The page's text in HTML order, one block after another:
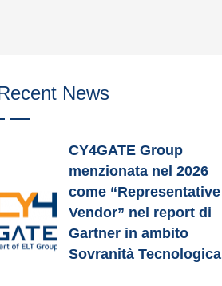
News
CY4GATE Group
menzionata nel 2026
come “Representative
Vendor” nel report di
Gartner in ambito
Sovranità Tecnologica